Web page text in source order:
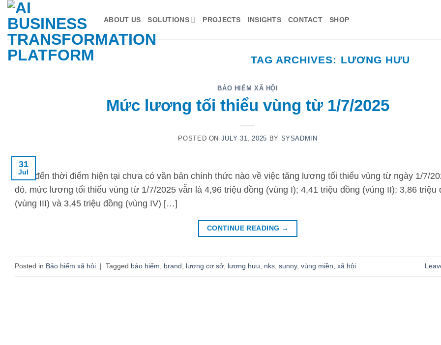
Skip
content
ABOUT US SOLUTIONS PROJECTS INSIGHTS CONTACT SHOP
TAG ARCHIVES: LƯƠNG HƯU
BẢO HIỂM XÃ HỘI
Mức lương tối thiểu vùng từ 1/7/2025
POSTED ON JULY 31, 2025 BY SYSADMIN
31
Jul
Tính đến thời điểm hiện tại chưa có văn bản chính thức nào về việc tăng lương tối thiểu vùng từ ngày 1/7/
đó, mức lương tối thiểu vùng từ 1/7/2025 vẫn là 4,96 triệu đồng (vùng I); 4,41 triệu đồng (vùng II); 3,86 triệu
(vùng III) và 3,45 triệu đồng (vùng IV) […]
CONTINUE READING →
Posted in Bảo hiểm xã hội | Tagged bảo hiểm, brand, lương cơ sở, lương hưu, nks, sunny, vùng miền, xã hội